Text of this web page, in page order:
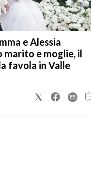
e Alessia
marito e moglie, il
favola in Valle